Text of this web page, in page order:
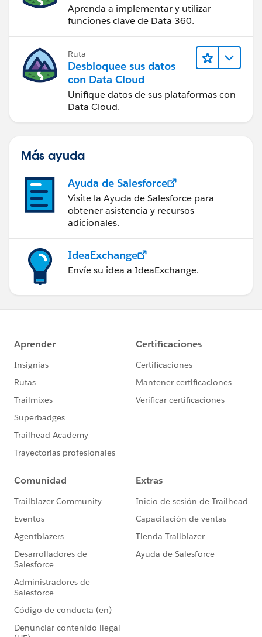
Aprenda a implementar y utilizar
funciones clave de Data 360.
Ruta
Desbloquee sus datos
con Data Cloud
Unifique datos de sus plataformas con
Data Cloud.
Más ayuda
Ayuda de Salesforce
Visite la Ayuda de Salesforce para
obtener asistencia y recursos
adicionales.
IdeaExchange
Envíe su idea a IdeaExchange.